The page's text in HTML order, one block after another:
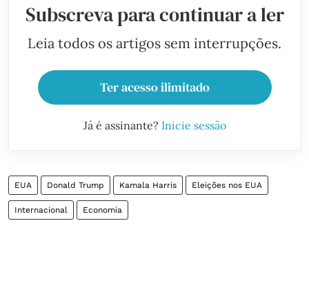
Subscreva para continuar a ler
Leia todos os artigos sem interrupções.
Ter acesso ilimitado
Já é assinante? Inicie sessão
EUA Donald Trump Kamala Harris Eleições nos EUA
Internacional Economia